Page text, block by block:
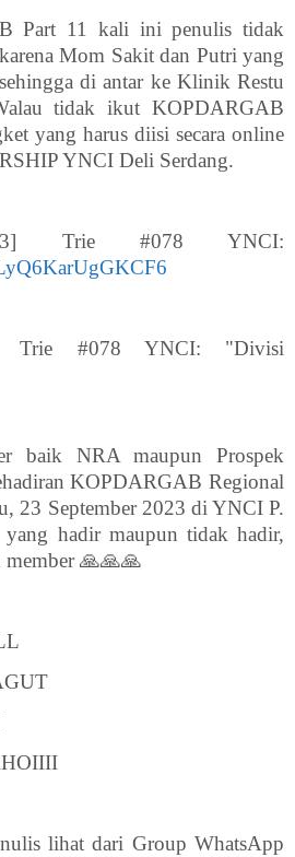
Part 11 kali ini penulis tidak
Mom Sakit dan Putri yang
di antar ke Klinik Restu
tidak ikut KOPDARGAB
yang harus diisi secara online
YNCI Deli Serdang.
Trie #078 YNCI:
Trie #078 YNCI: "Divisi
baik NRA maupun Prospek
KOPDARGAB Regional
23 September 2023 di YNCI P.
yang hadir maupun tidak hadir,
member 🙏🙏🙏
lihat dari Group WhatsApp